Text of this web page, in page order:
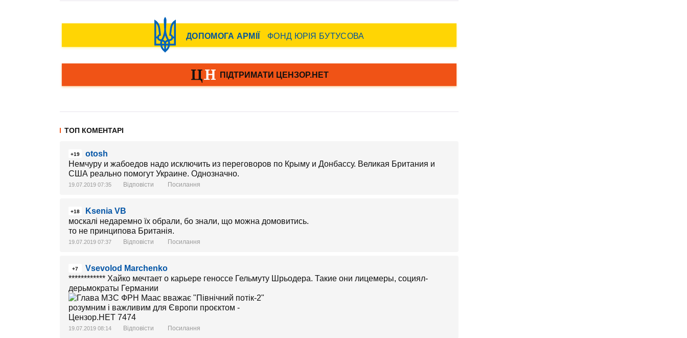
ТОП КОМЕНТАРІ
+19
otosh
Немчуру и жабоедов надо исключить из переговоров по Крыму и Донбассу. Великая Британия и
США реально помогут Украине. Однозначно.
19.07.2019 07:35 Відповісти Посилання
+18
Ksenia VB
москалі недаремно їх обрали, бо знали, що можна домовитись.
то не принципова Британія.
19.07.2019 07:37 Відповісти Посилання
+7
Vsevolod Marchenko
************ Хайко мечтает о карьере геноссе Гельмуту Шрьодера. Такие они лицемеры, социял-
дерьмократы Германии
19.07.2019 08:14 Відповісти Посилання